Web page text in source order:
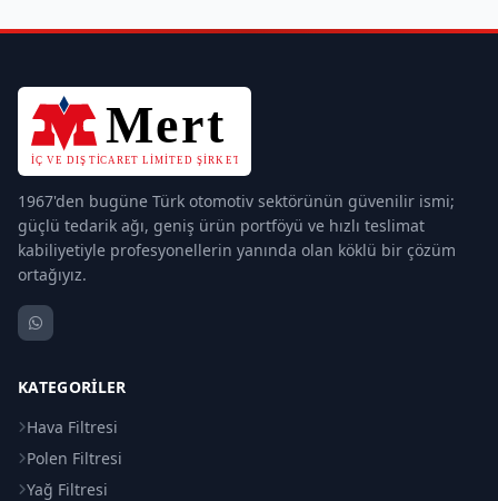
1967'den bugüne Türk otomotiv sektörünün güvenilir ismi;
güçlü tedarik ağı, geniş ürün portföyü ve hızlı teslimat
kabiliyetiyle profesyonellerin yanında olan köklü bir çözüm
ortağıyız.
KATEGORILER
Hava Filtresi
Polen Filtresi
Yağ Filtresi